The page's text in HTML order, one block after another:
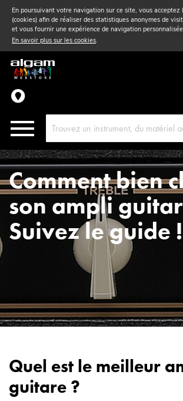
En poursuivant votre navigation sur ce site, vous
(cookies) afin de réaliser des statistiques anonymes de
et vous fournir une expérience de navigation
En savoir plus sur les cookies.
Vent& Violon
Accessoires
Pièces détachées
Comment bien
son ampli
Suivez le guide !
Quel est le meilleur
guitare ?